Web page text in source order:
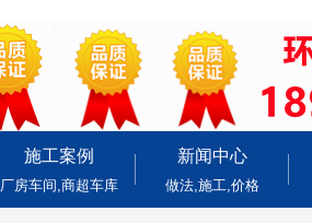
施工案例
厂房车间,商超车库
新闻中心
做法,施工,价格